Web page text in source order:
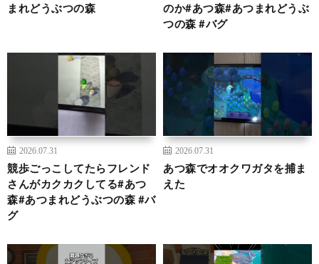
まれどうぶつの森
のか#あつ森#あつまれどうぶ
つの森 #バグ
2026.07.31
競歩ごっこしてたらフレンド
さんがカクカクしてる#あつ
森#あつまれどうぶつの森 #バ
グ
2026.07.31
あつ森でオオクワガタを捕ま
えた